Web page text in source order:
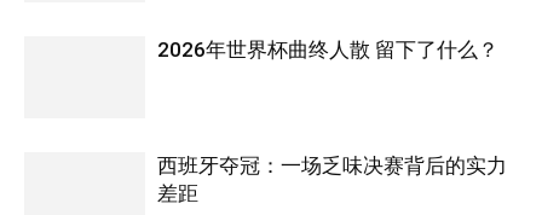
2026年世界杯曲终人散 留下了什么？
西班牙夺冠：一场乏味决赛背后的实力
差距